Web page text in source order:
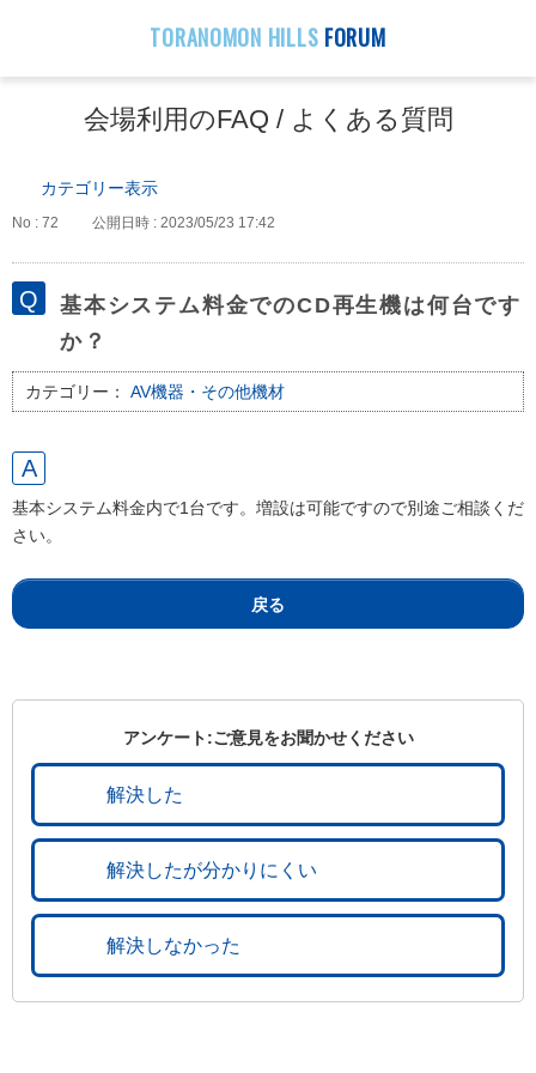
TORANOMON HILLS FORUM
会場利用のFAQ / よくある質問
カテゴリー表示
No : 72 公開日時 : 2023/05/23 17:42
基本システム料金でのCD再生機は何台です
か？
カテゴリー： AV機器・その他機材
基本システム料金内で1台です。増設は可能ですので別途ご相談くだ
さい。
戻る
アンケート:ご意見をお聞かせください
解決した
解決したが分かりにくい
解決しなかった